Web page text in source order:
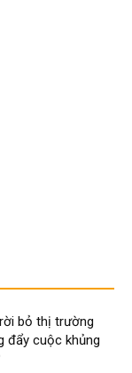
bỏ thị trường
đẩy cuộc khủng